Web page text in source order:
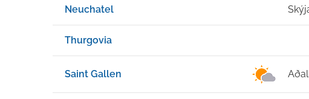
Neuchatel
Thurgovia
Saint Gallen